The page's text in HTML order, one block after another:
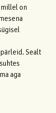
millel on
Sealt
aga